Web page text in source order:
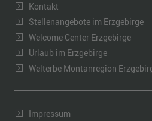
Kontakt
Stellenangebote im Erzgebirge
Welcome Center Erzgebirge
Urlaub im Erzgebirge
Welterbe Montanregion
Impressum